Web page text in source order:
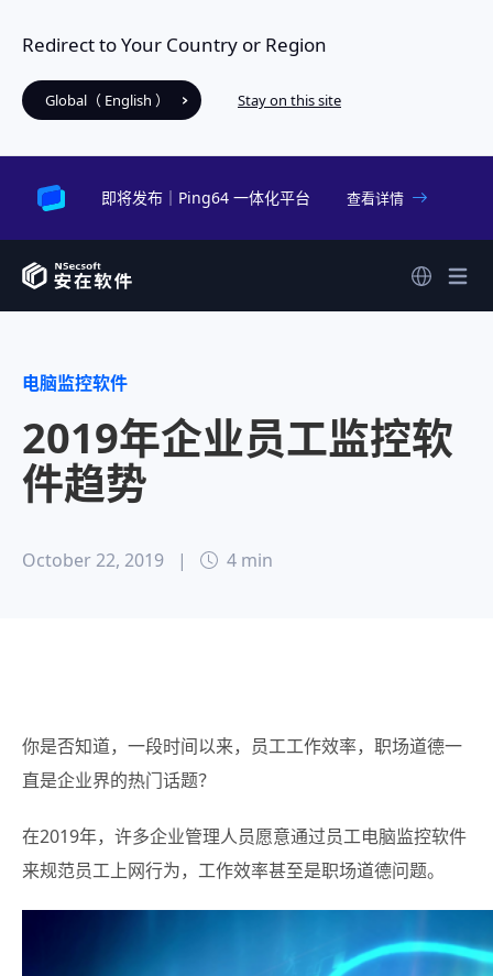
Redirect to Your Country or Region
Global（ English ） Stay on this site
即将发布｜Ping64 一体化平台 查看详情
电脑监控软件
2019年企业员工监控软
件趋势
October 22, 2019 | 4 min
你是否知道，一段时间以来，员工工作效率，职场道德一
直是企业界的热门话题？
在2019年，许多企业管理人员愿意通过员工电脑监控软件
来规范员工上网行为，工作效率甚至是职场道德问题。